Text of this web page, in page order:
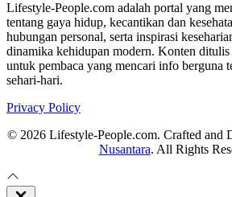
Lifestyle-People.com adalah portal yang
tentang gaya hidup, kecantikan dan
hubungan personal, serta inspirasi
dinamika kehidupan modern. Konten
untuk pembaca yang mencari info berguna
sehari-hari.
Privacy Policy
© 2026 Lifestyle-People.com. Crafted and
Nusantara. All Rights
Close